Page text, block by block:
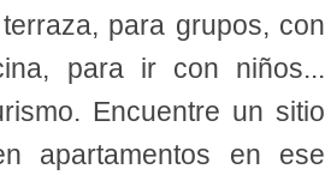
para grupos, con
para ir con niños...
Encuentre un sitio
apartamentos en ese